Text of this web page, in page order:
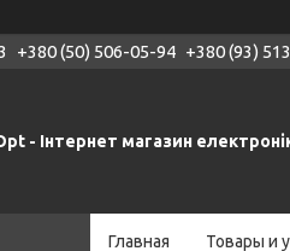
+380 (50) 506-05-94 +380 (93)
- Інтернет магазин
Главная Товары и